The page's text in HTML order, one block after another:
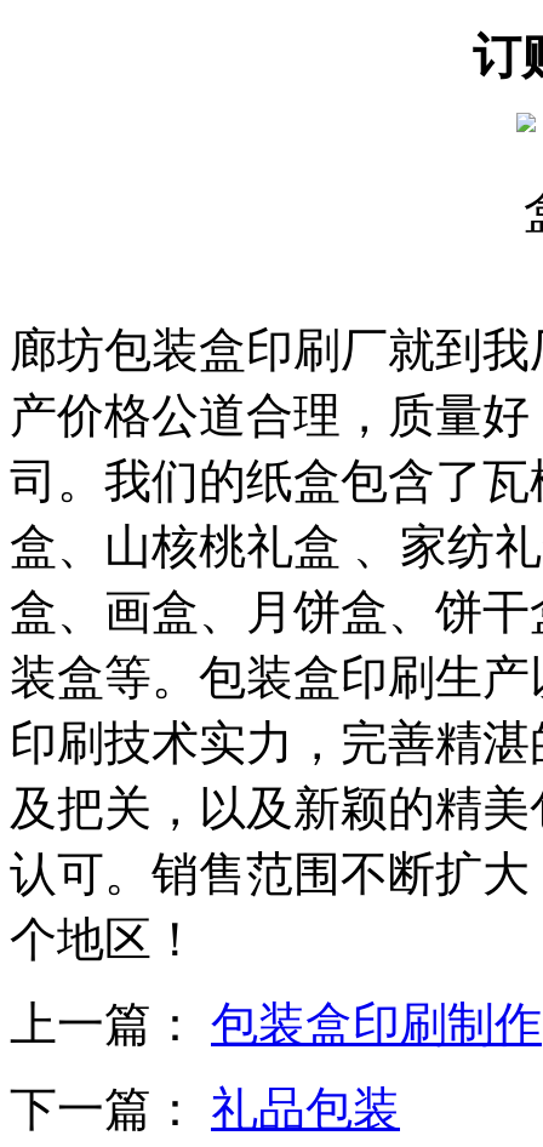
有
机
肥
设
庆
肥
备
东
有
机
肥
备
深
圳
有
肥
设
肥
订
廊坊包装盒印刷厂就到
产价格公道合理，质量
司。我们的纸盒包含了
盒、山核桃礼盒 、家纺
盒、画盒、月饼盒、饼
装盒等。包装盒印刷生
印刷技术实力，完善精
及把关，以及新颖的精
认可。销售范围不断扩
个地区！
上一篇： 包装盒印刷制作
下一篇： 礼品包装